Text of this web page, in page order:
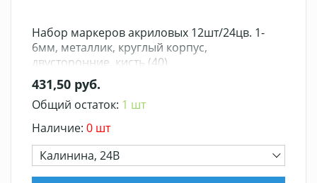
Набор маркеров акриловых 12шт/24цв. 1-
6мм, металлик, круглый корпус,
двусторонние, кисть (40)
431,50 руб.
Общий остаток: 1 шт
Наличие: 0 шт
Калинина, 24В